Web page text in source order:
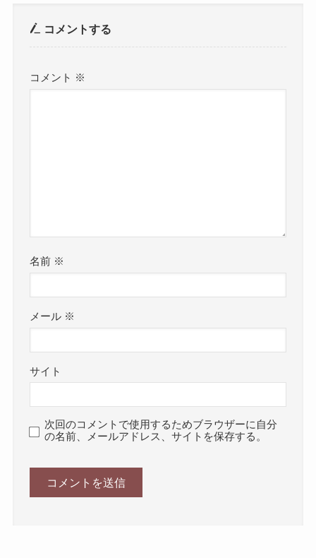
コメントする
コメント ※
名前 ※
メール ※
サイト
次回のコメントで使用するためブラウザーに自分
の名前、メールアドレス、サイトを保存する。